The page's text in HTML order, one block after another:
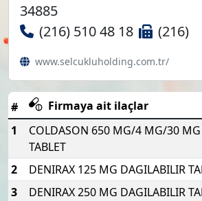
34885
(216) 510 48 18
(216)
www.selcukluholding.com.tr/
#
Firmaya ait ilaçlar
1
COLDASON 650 MG/4 MG/30
TABLET
2 DENIRAX 125 MG DAGILABILIR
3
DENIRAX 250 MG DAGILABILIR